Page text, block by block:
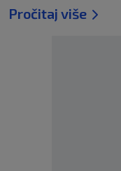
Pročitaj više